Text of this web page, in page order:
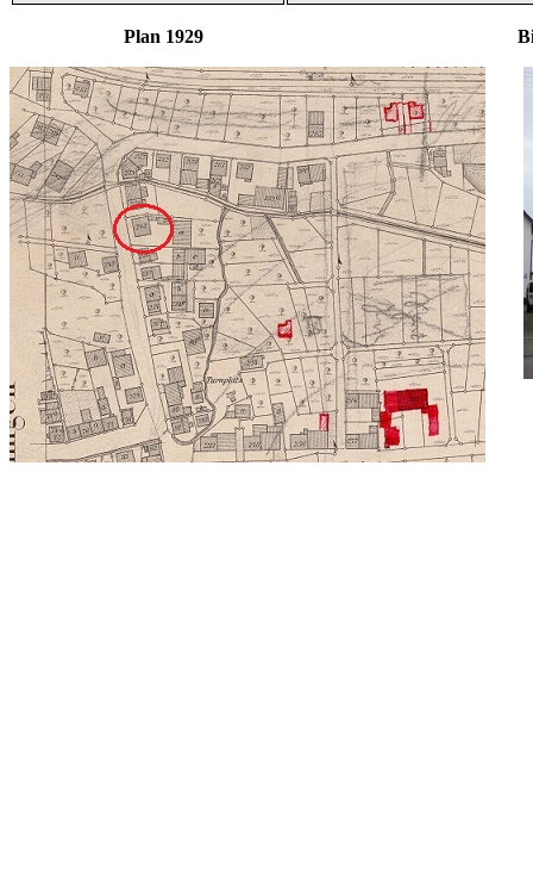
Plan 1929